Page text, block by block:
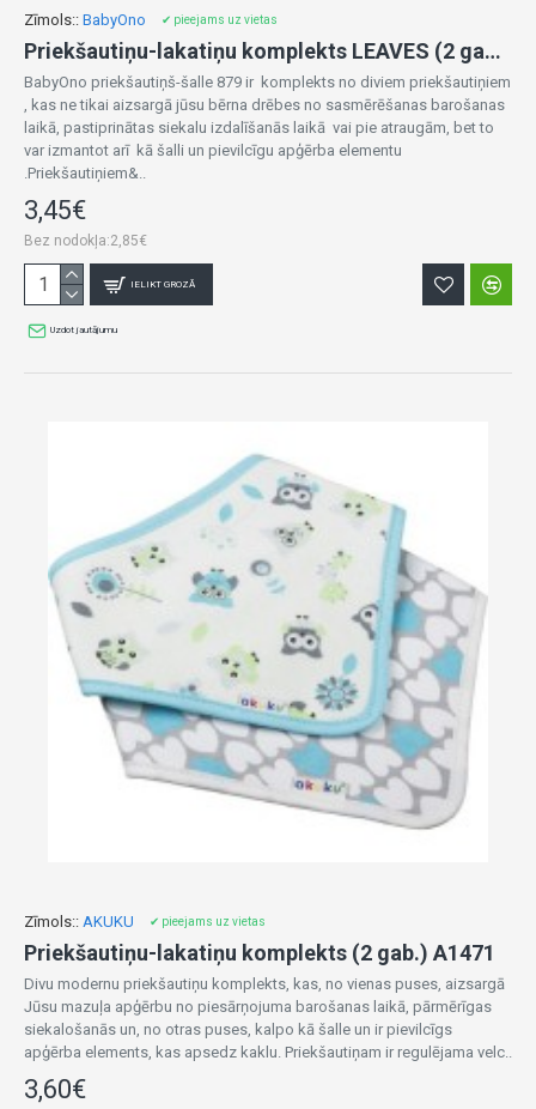
Zīmols:: BabyOno ✔ pieejams uz vietas
Priekšautiņu-lakatiņu komplekts LEAVES (2 gab.) BabyOno 879/10
BabyOno priekšautiņš-šalle 879 ir komplekts no diviem priekšautiņiem
, kas ne tikai aizsargā jūsu bērna drēbes no sasmērēšanas barošanas
laikā, pastiprinātas siekalu izdalīšanās laikā vai pie atraugām, bet to
var izmantot arī kā šalli un pievilcīgu apģērba elementu
.Priekšautiņiem&..
3,45€
Bez nodokļa:2,85€
IELIKT GROZĀ
Uzdot jautājumu
Zīmols:: AKUKU ✔ pieejams uz vietas
Priekšautiņu-lakatiņu komplekts (2 gab.) A1471
Divu modernu priekšautiņu komplekts, kas, no vienas puses, aizsargā
Jūsu mazuļa apģērbu no piesārņojuma barošanas laikā, pārmērīgas
siekalošanās un, no otras puses, kalpo kā šalle un ir pievilcīgs
apģērba elements, kas apsedz kaklu. Priekšautiņam ir regulējama velc..
3,60€